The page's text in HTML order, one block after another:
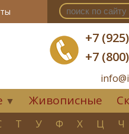
+7
+7
▼ Живописные
Т У Ф Х Ц Ч